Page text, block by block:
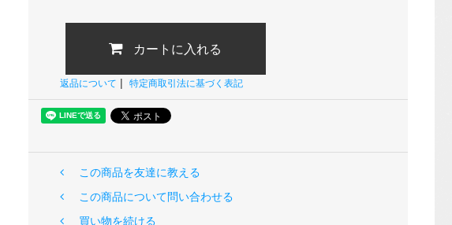
カートに入れる
返品について | 特定商取引法に基づく表記
この商品を友達に教える
この商品について問い合わせる
買い物を続ける